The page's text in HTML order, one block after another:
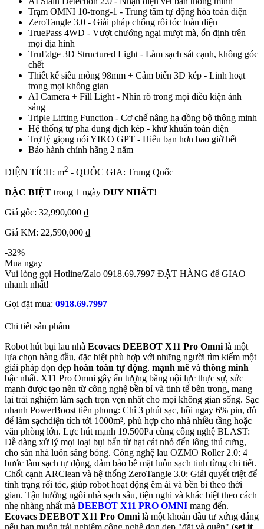
Trạm OMNI 10-trong-1 - Trung tâm tự động hóa toàn diện
ZeroTangle 3.0 - Giải pháp chống rối tóc toàn diện
TruePass 4WD - Vượt chướng ngại mượt mà, ổn định trên
mọi địa hình
TruEdge 3D Structured Light - Làm sạch sát cạnh, không góc
chết
Thiết kế siêu mỏng 98mm + Cảm biến 3D kép - Linh hoạt
trong mọi không gian
AI Camera + Fill Light - Nhìn rõ trong mọi điều kiện ánh
sáng
Triple Lifting Function - Cơ chế nâng hạ đồng bộ thông minh
Hệ thống tự pha dung dịch kép - khử khuẩn toàn diện
Trợ lý giọng nói YIKO GPT - Hiểu bạn hơn bao giờ hết
Bảo hành chính hãng 2 năm
DIỆN TÍCH: m2 - QUỐC GIA: Trung Quốc
ĐẶC BIỆT trong 1 ngày DUY NHẤT!
Giá gốc: 32,990,000 ₫
Giá KM: 22,590,000 ₫
-32%
Mua ngay
Vui lòng gọi Hotline/Zalo 0918.69.7997 ĐẶT HÀNG để GIAO
nhanh nhất!
Gọi đặt mua: 0918.69.7997
Chi tiết sản phẩm
Robot hút bụi lau nhà Ecovacs DEEBOT X11 Pro Omni là một
lựa chọn hàng đầu, đặc biệt phù hợp với những người tìm kiếm một
giải pháp dọn dẹp hoàn toàn tự động, mạnh mẽ và thông minh
bậc nhất. X11 Pro Omni gây ấn tượng bằng nội lực thực sự, sức
mạnh được tạo nên từ công nghệ bền bỉ và tinh tế bên trong, mang
lại trải nghiệm làm sạch trọn vẹn nhất cho mọi không gian sống. Sạc
nhanh PowerBoost tiên phong: Chỉ 3 phút sạc, hồi ngay 6% pin, đủ
để làm sạchdiện tích tới 1000m², phù hợp cho nhà nhiều tầng hoặc
văn phòng lớn. Lực hút mạnh 19.500Pa cùng công nghệ BLAST:
Dễ dàng xử lý mọi loại bụi bẩn từ hạt cát nhỏ đến lông thú cưng,
cho sàn nhà luôn sáng bóng. Công nghệ lau OZMO Roller 2.0: 4
bước làm sạch tự động, đảm bảo bề mặt luôn sạch tinh từng chi tiết.
Chổi cạnh ARClean và hệ thống ZeroTangle 3.0: Giải quyết triệt để
tình trạng rối tóc, giúp robot hoạt động êm ái và bền bỉ theo thời
gian. Tận hưởng ngôi nhà sạch sâu, tiện nghi và khác biệt theo cách
nhẹ nhàng nhất mà DEEBOT X11 PRO OMNI mang đến.
Ecovacs DEEBOT X11 Pro Omni là một khoản đầu tư xứng đáng